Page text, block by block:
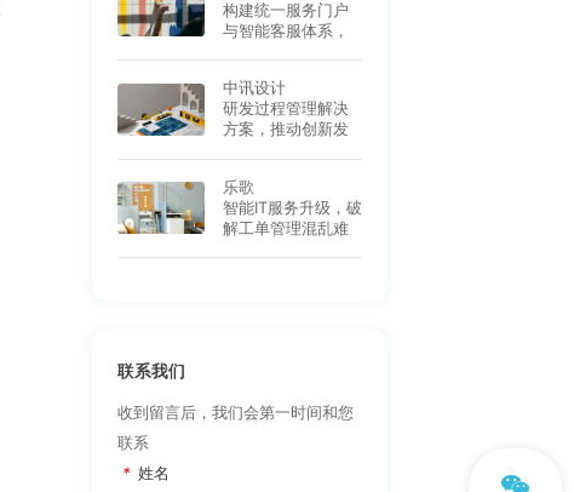
构建统一服务门户
与智能客服体系，
中讯设计
研发过程管理解决
方案，推动创新发
乐歌
智能IT服务升级，破
解工单管理混乱难
联系我们
收到留言后，我们会第一时间和您
联系
* 姓名